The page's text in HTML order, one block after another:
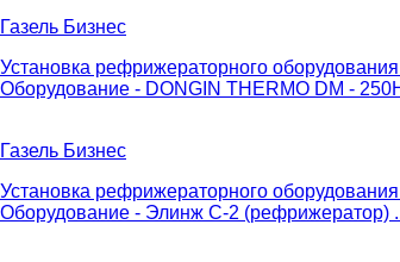
Газель Бизнес
Установка рефрижераторного
Оборудование - DONGIN THERMO DM -
Газель Бизнес
Установка рефрижераторного
Оборудование - Элинж С-2 (рефрижератор)